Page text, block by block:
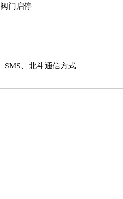
门启停
SMS、北斗通信方式